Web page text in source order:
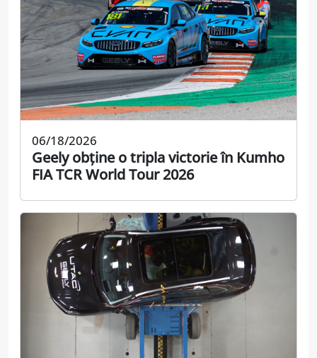
06/18/2026
Geely obține o tripla victorie în Kumho
FIA TCR World Tour 2026